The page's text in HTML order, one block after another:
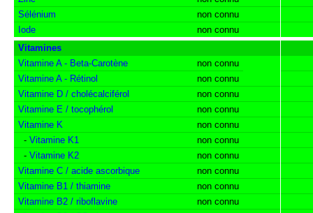
Sélénium
non connu
Iode
non connu
Vitamines
Vitamine A - Beta-Carotène
non connu
Vitamine A - Rétinol
non connu
Vitamine D / cholécalciférol
non connu
Vitamine E / tocophérol
non connu
Vitamine K
non connu
- Vitamine K1
non connu
- Vitamine K2
non connu
Vitamine C / acide ascorbique
non connu
Vitamine B1 / thiamine
non connu
Vitamine B2 / riboflavine
non connu